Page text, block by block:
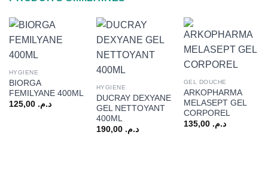
HYGIENE
BIORGA
FEMILYANE 400ML
د.م. 125,00
HYGIENE
DUCRAY DEXYANE
GEL NETTOYANT
400ML
د.م. 190,00
GEL DOUCHE
ARKOPHARMA
MELASEPT GEL
CORPOREL
د.م. 135,00